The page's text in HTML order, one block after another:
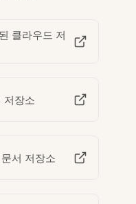
클라우드 저
저장소
서 저장소